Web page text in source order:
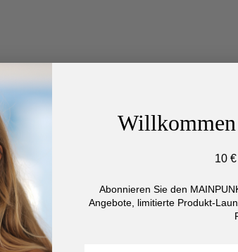
10
Abonnieren Sie den
Angebote, limitierte Produkt-